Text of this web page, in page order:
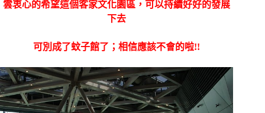
雲衷心的希望這個客家文化園區，可以持續好好的發展
下去
可別成了蚊子館了；相信應該不會的啦!!